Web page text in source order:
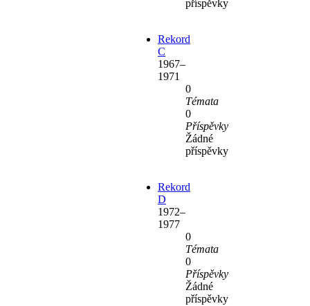
příspěvky
Rekord
C
1967–
1971
0
Témata
0
Příspěvky
Žádné
příspěvky
Rekord
D
1972–
1977
0
Témata
0
Příspěvky
Žádné
příspěvky